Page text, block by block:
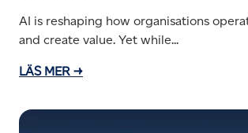
AI is reshaping how organisations
and create value. Yet while...
LÄS MER →